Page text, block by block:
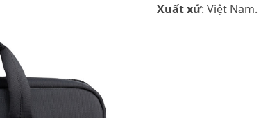
Xuất xứ: Việt Nam.